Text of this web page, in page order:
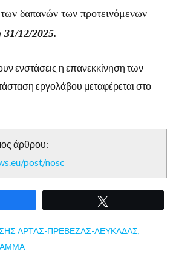
των δαπανών των προτεινόμενων
31/12/2025.
ενστάσεις η επανεκκίνηση των
εργολάβου μεταφέρεται στο
άρθρου:
post/nosc
ΑΡΤΑΣ-ΠΡΕΒΕΖΑΣ-ΛΕΥΚΑΔΑΣ,